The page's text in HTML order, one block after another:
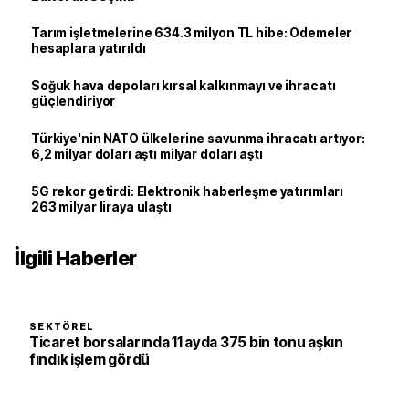
Tarım işletmelerine 634.3 milyon TL hibe: Ödemeler
hesaplara yatırıldı
Soğuk hava depoları kırsal kalkınmayı ve ihracatı
güçlendiriyor
Türkiye'nin NATO ülkelerine savunma ihracatı artıyor:
6,2 milyar doları aştı milyar doları aştı
5G rekor getirdi: Elektronik haberleşme yatırımları
263 milyar liraya ulaştı
İlgili Haberler
SEKTÖREL
Ticaret borsalarında 11 ayda 375 bin tonu aşkın
fındık işlem gördü